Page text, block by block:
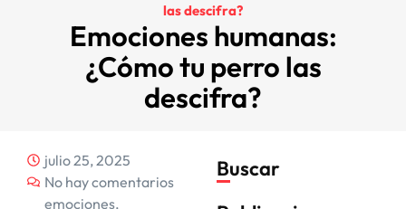
las descifra?
Emociones humanas:
¿Cómo tu perro las
descifra?
julio 25, 2025
No hay comentarios
emociones,
Buscar